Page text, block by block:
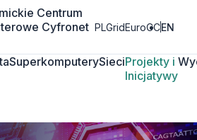
Centrum
Cyfronet PLGridEuroCCEN
SuperkomputerySieciProjekty i
Inicjatywy